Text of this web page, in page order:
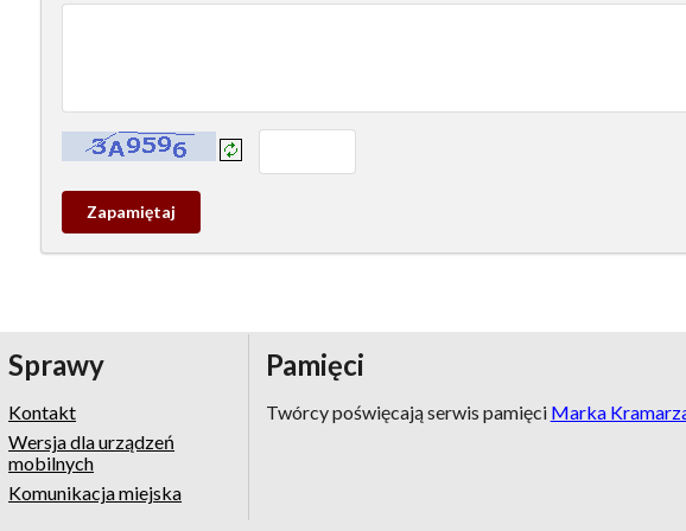
Kontrola - wprowadź tekst z obrazka:
Zapamietaj
wpis
Sprawy
Kontakt
Wersja dla urządzeń
mobilnych
Komunikacja miejska
Pamięci
Twórcy poświęcają serwis pamięci Marka